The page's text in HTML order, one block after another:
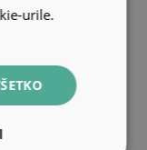
urile.